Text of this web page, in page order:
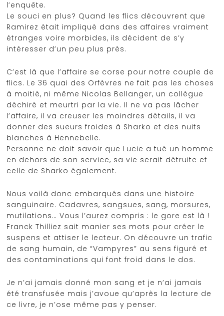
l’enquête.
Le souci en plus? Quand les flics découvrent que
Ramirez était impliqué dans des affaires vraiment
étranges voire morbides, ils décident de s’y
intéresser d’un peu plus près.
C’est là que l’affaire se corse pour notre couple de
flics. Le 36 quai des Orfèvres ne fait pas les choses
à moitié, ni même Nicolas Bellanger, un collègue
déchiré et meurtri par la vie. Il ne va pas lâcher
l’affaire, il va creuser les moindres détails, il va
donner des sueurs froides à Sharko et des nuits
blanches à Hennebelle.
Personne ne doit savoir que Lucie a tué un homme
en dehors de son service, sa vie serait détruite et
celle de Sharko également.
Nous voilà donc embarqués dans une histoire
sanguinaire. Cadavres, sangsues, sang, morsures,
mutilations… Vous l’aurez compris : le gore est là !
Franck Thilliez sait manier ses mots pour créer le
suspens et attiser le lecteur. On découvre un trafic
de sang humain, de “Vampyres” au sens figuré et
des contaminations qui font froid dans le dos.
Je n’ai jamais donné mon sang et je n’ai jamais
été transfusée mais j’avoue qu’après la lecture de
ce livre, je n’ose même pas y penser.